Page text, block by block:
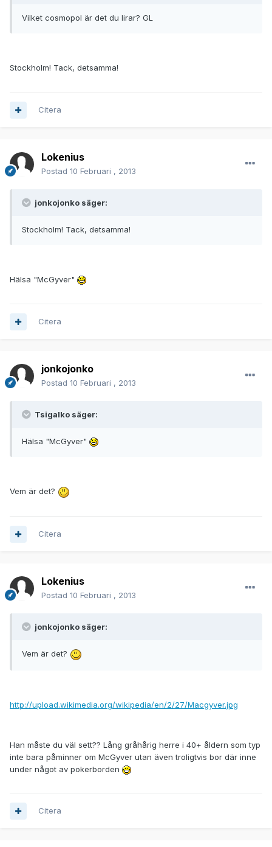
Vilket cosmopol är det du lirar? GL
Stockholm! Tack, detsamma!
Citera
Lokenius
Postad 10 Februari , 2013
jonkojonko säger:
Stockholm! Tack, detsamma!
Hälsa "McGyver"
Citera
jonkojonko
Postad 10 Februari , 2013
Tsigalko säger:
Hälsa "McGyver"
Vem är det?
Citera
Lokenius
Postad 10 Februari , 2013
jonkojonko säger:
Vem är det?
http://upload.wikimedia.org/wikipedia/en/2/27/Macgyver.jpg
Han måste du väl sett?? Lång gråhårig herre i 40+ åldern som typ
inte bara påminner om McGyver utan även troligtvis bor där inne
under något av pokerborden
Citera